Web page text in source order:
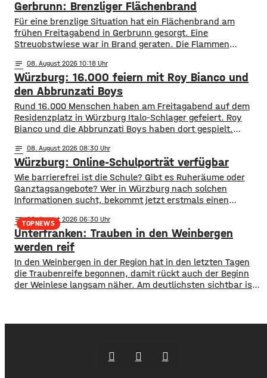
Gerbrunn: Brenzliger Flächenbrand
Für eine brenzlige Situation hat ein Flächenbrand am
frühen Freitagabend in Gerbrunn gesorgt. Eine
Streuobstwiese war in Brand geraten. Die Flammen
Fläche von mehreren hundert Quadratmetern aus. Auch
vier Bäume standen in Flammen. Zudem kamen die
Flammen auch einer Kleingartenanlage und fünf
Wohnhäusern immer näher. Den Feuerwehren
notes 08. August 2026 10:18
Würzburg: 16.000 feiern mit Roy Bianco und
den Abbrunzati Boys
Rund 16.000 Menschen haben am Freitagabend auf dem
Residenzplatz in Würzburg Italo-Schlager gefeiert. Roy
Bianco und die Abbrunzati Boys haben dort gespielt.
abseits des Konzertgeländes verfolgten viele Zaungäste bei
Picknick-Stimmung in den Straßen die Songs. Hier gibt es
Bilder vom Konzert Die Konzertreihe vor dem
notes 08. August 2026 08:30
Würzburg: Online-Schulporträt verfügbar
​​Wie barrierefrei ist die Schule? Gibt es Ruheräume oder
Ganztagsangebote? Wer in Würzburg nach solchen
Informationen sucht, bekommt jetzt erstmals einen
im Open-Data-Portal neue digitale
Schulporträts veröffentlicht. Dort werden alle 35 Schulen
in städtischer Trägerschaft mit einer Vielzahl von Daten
vorgestellt und miteinander vergleichbar gemacht. ​So
können beispielsweise Schülerzahlen, die Anzahl der
TOPNEWS
notes 08. August 2026 06:30
Unterfranken: Trauben in den Weinbergen
werden reif
In den Weinbergen in der Region hat in den letzten Tagen
die Traubenreife begonnen, damit rückt auch der Beginn
der Weinlese langsam näher. Am deutlichsten sichtbar ist